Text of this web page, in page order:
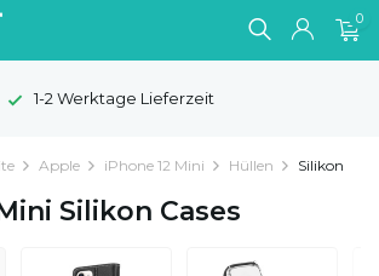
0
100 Tage Widerrufsrecht
Apple iPhone 12 Mini Hüllen Silikon
Silikon Cases